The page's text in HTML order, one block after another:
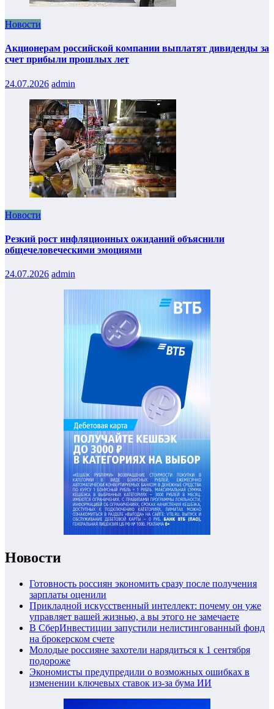
Новости
Акционерам российской компании выплатят дивиденды за
счет прибыли прошлых лет
24.07.2026 admin
Новости
Резкий рост инфляционных ожиданий объяснили
общечеловеческими эмоциями
24.07.2026 admin
Новости
Готовность россиян экономить сразу после получения
зарплаты оценили
Прикладной искусственный интеллект: почему он уже
управляет вашей жизнью, а вы этого не замечаете
В СберИнвестиции запустили нелистингованный фонд
на брокерском счете
Молодые россияне захотели нарядиться к 1 сентября
подороже
Экономисты предупредили о возможных ошибках в
изменении ключевых ставок из-за бума ИИ